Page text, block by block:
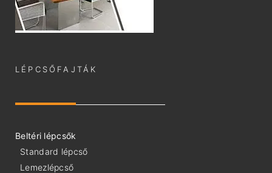
LÉPCSŐFAJTÁK
Beltéri lépcsők
Standard lépcső
Lemezlépcső